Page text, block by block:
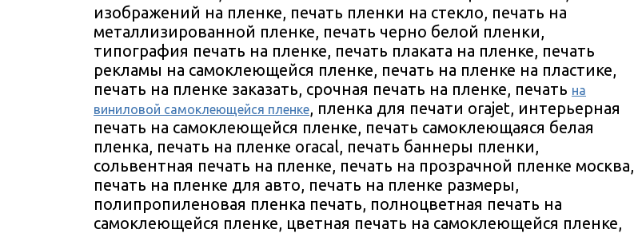
изображений на пленке, печать пленки на стекло, печать на
металлизированной пленке, печать черно белой пленки,
типография печать на пленке, печать плаката на пленке, печать
рекламы на самоклеющейся пленке, печать на пленке на пластике,
печать на пленке заказать, срочная печать на пленке, печать на
виниловой самоклеющейся пленке, пленка для печати orajet, интерьерная
печать на самоклеющейся пленке, печать самоклеющаяся белая
пленка, печать на пленке oracal, печать баннеры пленки,
сольвентная печать на пленке, печать на прозрачной пленке москва,
печать на пленке для авто, печать на пленке размеры,
полипропиленовая пленка печать, полноцветная печать на
самоклеющейся пленке, цветная печать на самоклеющейся пленке,